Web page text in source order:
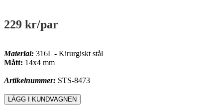
229 kr/par
Material: 316L - Kirurgiskt stål
Mått: 14x4 mm
Artikelnummer: STS-8473